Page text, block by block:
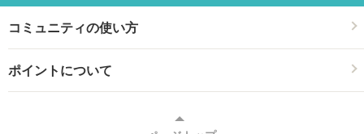
コミュニティの使い方
ポイントについて